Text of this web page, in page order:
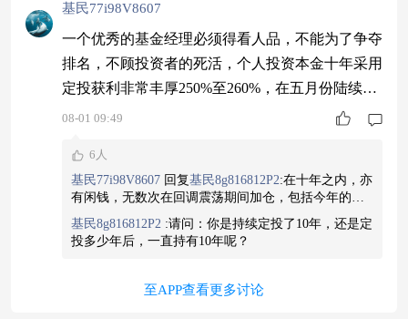
基民77i98V8607
一个优秀的基金经理必须得看人品，不能为了争夺
排名，不顾投资者的死活，个人投资本金十年采用
定投获利非常丰厚250%至260%，在五月份陆续清
仓，转到别的赛道，陈经理，人品证，投资经验丰
主要的还是公司决策委员会委员投资一部总经理在
公司有很大的影响力，最近我又陆续开始健仓这个
投资者损失这样的人品，朋友们还不投资这个基
08-01 09:49
6人
基民77i98V8607 回复基民8g816812P2:在十年之内，亦
有闲钱，无数次在回调震荡期间加仓，包括今年的三
月份，特别是3000点至3500点震荡期间大量加仓，只
要行情做好，获利确实非常丰厚
基民8g816812P2 :请问：你是持续定投了10年，还是定
投多少年后，一直持有10年呢？
至APP查看更多讨论